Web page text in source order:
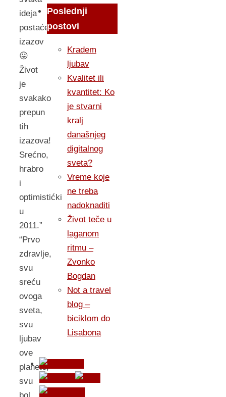
ideja
postaće
izazov
😛
Život
je
svakako
prepun
tih
izazova!
Srećno,
hrabro
i
optimistićki
u
2011.”
“Prvo
zdravlje,
svu
sreću
ovoga
sveta,
svu
ljubav
ove
planete,
svu
Poslednji
postovi
Kradem
ljubav
Kvalitet ili
kvantitet: Ko
je stvarni
kralj
današnjeg
digitalnog
sveta?
Vreme koje
ne treba
nadoknaditi
Život teče u
laganom
ritmu –
Zvonko
Bogdan
Not a travel
blog –
biciklom do
Lisabona